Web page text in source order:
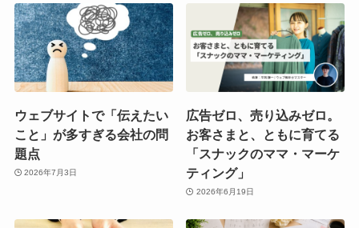
ウェブサイトで「伝えたい
こと」が多すぎる会社の問
題点
2026年7月3日
広告ゼロ、売り込みゼロ。
お客さまと、ともに育てる
「スナックのママ・マーケ
ティング」
2026年6月19日